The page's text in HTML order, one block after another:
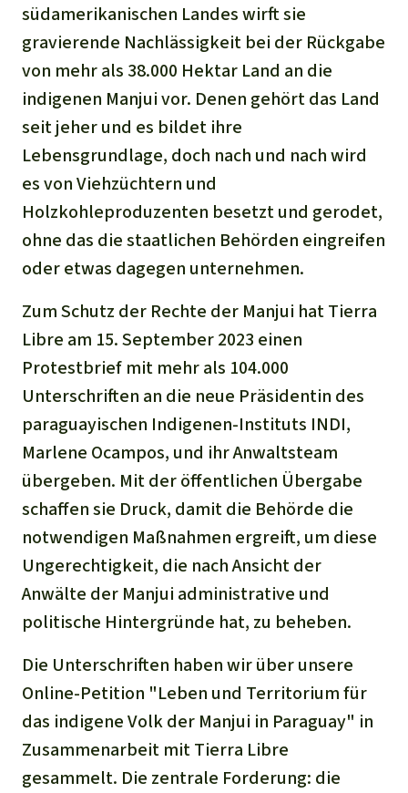
Landraub
Wilderei
Staudämme
Straßen
Zement und Beton
südamerikanischen Landes wirft sie
gravierende Nachlässigkeit bei der Rückgabe
von mehr als 38.000 Hektar Land an die
indigenen Manjui vor. Denen gehört das Land
seit jeher und es bildet ihre
Lebensgrundlage, doch nach und nach wird
es von Viehzüchtern und
Holzkohleproduzenten besetzt und gerodet,
ohne das die staatlichen Behörden eingreifen
oder etwas dagegen unternehmen.
Zum Schutz der Rechte der Manjui hat Tierra
Libre am 15. September 2023 einen
Protestbrief mit mehr als 104.000
Unterschriften an die neue Präsidentin des
paraguayischen Indigenen-Instituts INDI,
Marlene Ocampos, und ihr Anwaltsteam
übergeben. Mit der öffentlichen Übergabe
schaffen sie Druck, damit die Behörde die
notwendigen Maßnahmen ergreift, um diese
Ungerechtigkeit, die nach Ansicht der
Anwälte der Manjui administrative und
politische Hintergründe hat, zu beheben.
Die Unterschriften haben wir über unsere
Online-Petition "Leben und Territorium für
das indigene Volk der Manjui in Paraguay" in
Zusammenarbeit mit Tierra Libre
gesammelt. Die zentrale Forderung: die